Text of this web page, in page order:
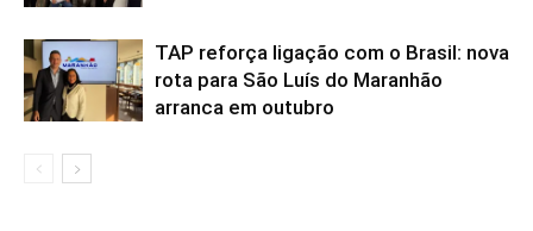
TAP reforça ligação com o Brasil: nova
rota para São Luís do Maranhão
arranca em outubro